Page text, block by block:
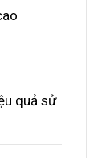
quả sử